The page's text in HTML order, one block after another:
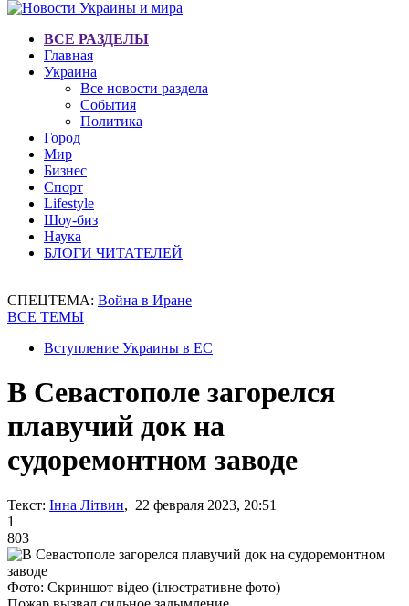
ВСЕ РАЗДЕЛЫ
Главная
Украина
Все новости раздела
События
Политика
Город
Мир
Бизнес
Спорт
Lifestyle
Шоу-биз
Наука
БЛОГИ ЧИТАТЕЛЕЙ
СПЕЦТЕМА: Война в Иране
ВСЕ ТЕМЫ
Вступление Украины в ЕС
В Севастополе загорелся
плавучий док на
судоремонтном заводе
Текст: Інна Літвин, 22 февраля 2023, 20:51
1
803
Фото: Скриншот відео (ілюстративне фото)